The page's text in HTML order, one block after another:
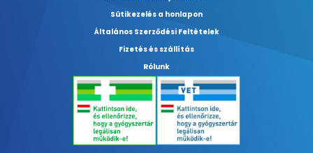
Sütikezelés a honlapon
Általános Szerződési Feltételek
Fizetés és szállítás
Rólunk